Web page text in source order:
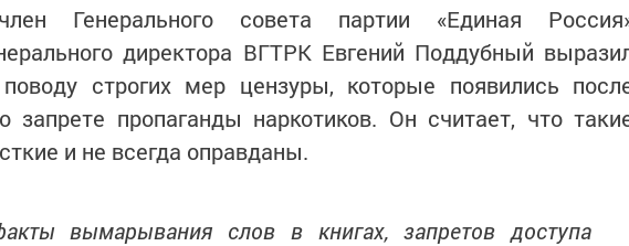
Генерального совета партии «Единая
директора ВГТРК Евгений Поддубный
строгих мер цензуры, которые появились
запрете пропаганды наркотиков. Он считает, что
и не всегда оправданы.
вымарывания слов в книгах, запретов доступа